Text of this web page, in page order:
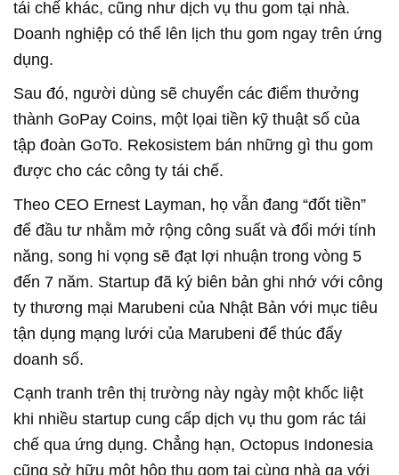
tái chế khác, cũng như dịch vụ thu gom tại nhà.
Doanh nghiệp có thể lên lịch thu gom ngay trên ứng
dụng.
Sau đó, người dùng sẽ chuyển các điểm thưởng
thành GoPay Coins, một lọai tiền kỹ thuật số của
tập đoàn GoTo. Rekosistem bán những gì thu gom
được cho các công ty tái chế.
Theo CEO Ernest Layman, họ vẫn đang “đốt tiền”
để đầu tư nhằm mở rộng công suất và đổi mới tính
năng, song hi vọng sẽ đạt lợi nhuận trong vòng 5
đến 7 năm. Startup đã ký biên bản ghi nhớ với công
ty thương mại Marubeni của Nhật Bản với mục tiêu
tận dụng mạng lưới của Marubeni để thúc đẩy
doanh số.
Cạnh tranh trên thị trường này ngày một khốc liệt
khi nhiều startup cung cấp dịch vụ thu gom rác tái
chế qua ứng dụng. Chẳng hạn, Octopus Indonesia
cũng sở hữu một hộp thu gom tại cùng nhà ga với